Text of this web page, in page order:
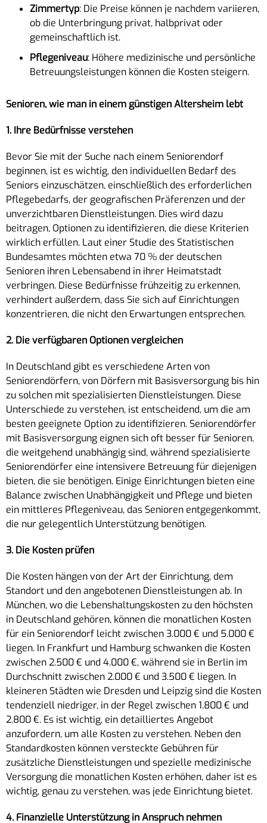
Zimmertyp: Die Preise können je nachdem variieren,
ob die Unterbringung privat, halbprivat oder
gemeinschaftlich ist.
Pflegeniveau: Höhere medizinische und persönliche
Betreuungsleistungen können die Kosten steigern.
Senioren, wie man in einem günstigen Altersheim lebt
1. Ihre Bedürfnisse verstehen
Bevor Sie mit der Suche nach einem Seniorendorf
beginnen, ist es wichtig, den individuellen Bedarf des
Seniors einzuschätzen, einschließlich des erforderlichen
Pflegebedarfs, der geografischen Präferenzen und der
unverzichtbaren Dienstleistungen. Dies wird dazu
beitragen, Optionen zu identifizieren, die diese Kriterien
wirklich erfüllen. Laut einer Studie des Statistischen
Bundesamtes möchten etwa 70 % der deutschen
Senioren ihren Lebensabend in ihrer Heimatstadt
verbringen. Diese Bedürfnisse frühzeitig zu erkennen,
verhindert außerdem, dass Sie sich auf Einrichtungen
konzentrieren, die nicht den Erwartungen entsprechen.
2. Die verfügbaren Optionen vergleichen
In Deutschland gibt es verschiedene Arten von
Seniorendörfern, von Dörfern mit Basisversorgung bis hin
zu solchen mit spezialisierten Dienstleistungen. Diese
Unterschiede zu verstehen, ist entscheidend, um die am
besten geeignete Option zu identifizieren. Seniorendörfer
mit Basisversorgung eignen sich oft besser für Senioren,
die weitgehend unabhängig sind, während spezialisierte
Seniorendörfer eine intensivere Betreuung für diejenigen
bieten, die sie benötigen. Einige Einrichtungen bieten eine
Balance zwischen Unabhängigkeit und Pflege und bieten
ein mittleres Pflegeniveau, das Senioren entgegenkommt,
die nur gelegentlich Unterstützung benötigen.
3. Die Kosten prüfen
Die Kosten hängen von der Art der Einrichtung, dem
Standort und den angebotenen Dienstleistungen ab. In
München, wo die Lebenshaltungskosten zu den höchsten
in Deutschland gehören, können die monatlichen Kosten
für ein Seniorendorf leicht zwischen 3.000 € und 5.000 €
liegen. In Frankfurt und Hamburg schwanken die Kosten
zwischen 2.500 € und 4.000 €, während sie in Berlin im
Durchschnitt zwischen 2.000 € und 3.500 € liegen. In
kleineren Städten wie Dresden und Leipzig sind die Kosten
tendenziell niedriger, in der Regel zwischen 1.800 € und
2.800 €. Es ist wichtig, ein detailliertes Angebot
anzufordern, um alle Kosten zu verstehen. Neben den
Standardkosten können versteckte Gebühren für
zusätzliche Dienstleistungen und spezielle medizinische
Versorgung die monatlichen Kosten erhöhen, daher ist es
wichtig, genau zu verstehen, was jede Einrichtung bietet.
4. Finanzielle Unterstützung in Anspruch nehmen